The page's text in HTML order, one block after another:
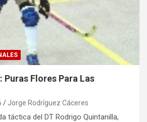
Puras Flores Para Las
Jorge Rodríguez Cáceres
táctica del DT Rodrigo Quintanilla,